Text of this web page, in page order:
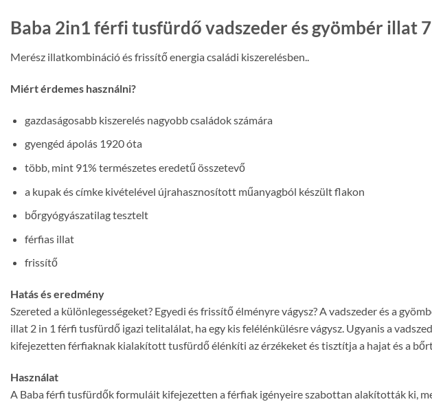
Baba 2in1 férfi tusfürdő vadszeder és gyömbér illat
Merész illatkombináció és frissítő energia családi kiszerelésben..
Miért érdemes használni?
gazdaságosabb kiszerelés nagyobb családok számára
gyengéd ápolás 1920 óta
több, mint 91% természetes eredetű összetevő
a kupak és címke kivételével újrahasznosított műanyagból készült flakon
bőrgyógyászatilag tesztelt
férfias illat
frissítő
Hatás és eredmény
Szereted a különlegességeket? Egyedi és frissítő élményre vágysz? A vadszeder és a
illat 2 in 1 férfi tusfürdő igazi telitalálat, ha egy kis felélénkülésre vágysz. Ugyanis a
kifejezetten férfiaknak kialakított tusfürdő élénkíti az érzékeket és tisztítja a hajat és a
Használat
A Baba férfi tusfürdők formuláit kifejezetten a férfiak igényeire szabottan alakították ki,